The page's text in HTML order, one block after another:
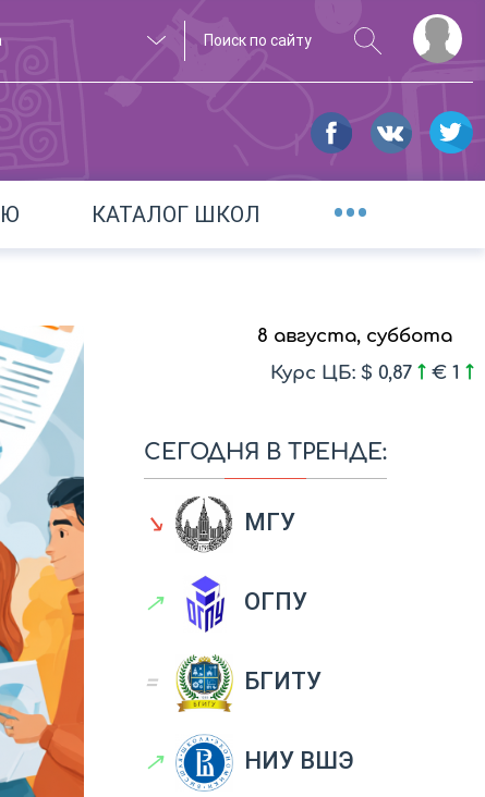
КАТАЛОГ ШКОЛ •••
8 августа, суббота
Курс ЦБ: $ 0,87
€ 1
СЕГОДНЯ В ТРЕНДЕ:
↘ МГУ
↗ ОГПУ
= БГИТУ
↗ НИУ ВШЭ